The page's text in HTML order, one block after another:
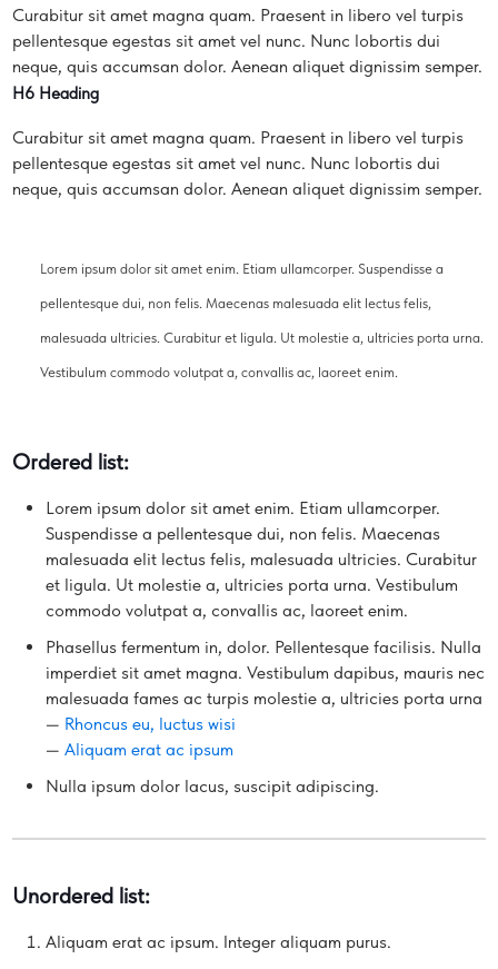
Curabitur sit amet magna quam. Praesent in libero vel turpis
pellentesque egestas sit amet vel nunc. Nunc lobortis dui
neque, quis accumsan dolor. Aenean aliquet dignissim semper.
H6 Heading
Curabitur sit amet magna quam. Praesent in libero vel turpis
pellentesque egestas sit amet vel nunc. Nunc lobortis dui
neque, quis accumsan dolor. Aenean aliquet dignissim semper.
Lorem ipsum dolor sit amet enim. Etiam ullamcorper. Suspendisse a
pellentesque dui, non felis. Maecenas malesuada elit lectus felis,
malesuada ultricies. Curabitur et ligula. Ut molestie a, ultricies porta urna.
Vestibulum commodo volutpat a, convallis ac, laoreet enim.
Ordered list:
Lorem ipsum dolor sit amet enim. Etiam ullamcorper.
Suspendisse a pellentesque dui, non felis. Maecenas
malesuada elit lectus felis, malesuada ultricies. Curabitur
et ligula. Ut molestie a, ultricies porta urna. Vestibulum
commodo volutpat a, convallis ac, laoreet enim.
Phasellus fermentum in, dolor. Pellentesque facilisis. Nulla
imperdiet sit amet magna. Vestibulum dapibus, mauris nec
malesuada fames ac turpis molestie a, ultricies porta urna
— Rhoncus eu, luctus wisi
—Aliquam erat ac ipsum
Nulla ipsum dolor lacus, suscipit adipiscing.
Unordered list:
Aliquam erat ac ipsum. Integer aliquam purus.